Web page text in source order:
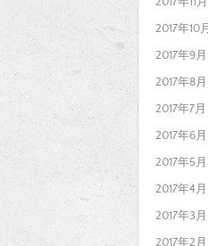
2017年10月
2017年9月
2017年8月
2017年7月
2017年6月
2017年5月
2017年4月
2017年3月
2017年2月